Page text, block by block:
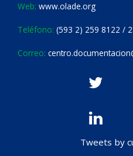
Web: www.olade.org
Teléfono: (593 2) 259 8122 /
Correo:
Tweets by